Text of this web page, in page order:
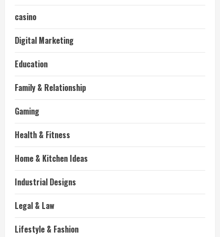
casino
Digital Marketing
Education
Family & Relationship
Gaming
Health & Fitness
Home & Kitchen Ideas
Industrial Designs
Legal & Law
Lifestyle & Fashion